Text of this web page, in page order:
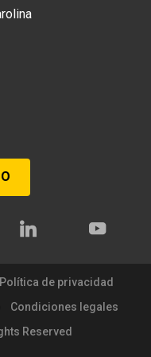
Política de privacidad
Condiciones legales
Reserved